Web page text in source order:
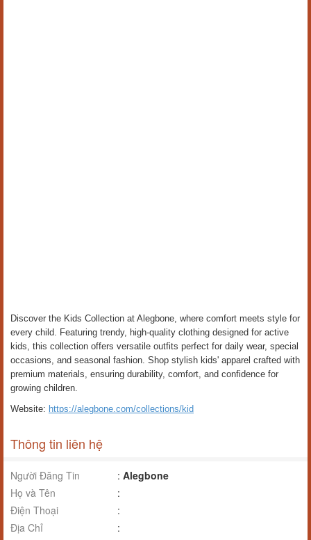
Discover the Kids Collection at Alegbone, where comfort meets style for
every child. Featuring trendy, high-quality clothing designed for active
kids, this collection offers versatile outfits perfect for daily wear, special
occasions, and seasonal fashion. Shop stylish kids' apparel crafted with
premium materials, ensuring durability, comfort, and confidence for
growing children.
Website: https://alegbone.com/collections/kid
Thông tin liên hệ
Người Đăng Tin : Alegbone
Họ và Tên
:
Điện Thoại
:
Địa Chỉ
: